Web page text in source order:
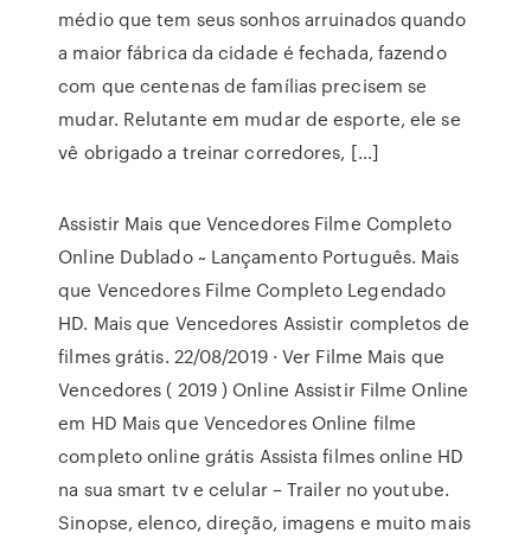
médio que tem seus sonhos arruinados quando
a maior fábrica da cidade é fechada, fazendo
com que centenas de famílias precisem se
mudar. Relutante em mudar de esporte, ele se
vê obrigado a treinar corredores, […]
Assistir Mais que Vencedores Filme Completo
Online Dublado ~ Lançamento Português. Mais
que Vencedores Filme Completo Legendado
HD. Mais que Vencedores Assistir completos de
filmes grátis. 22/08/2019 · Ver Filme Mais que
Vencedores ( 2019 ) Online Assistir Filme Online
em HD Mais que Vencedores Online filme
completo online grátis Assista filmes online HD
na sua smart tv e celular – Trailer no youtube.
Sinopse, elenco, direção, imagens e muito mais